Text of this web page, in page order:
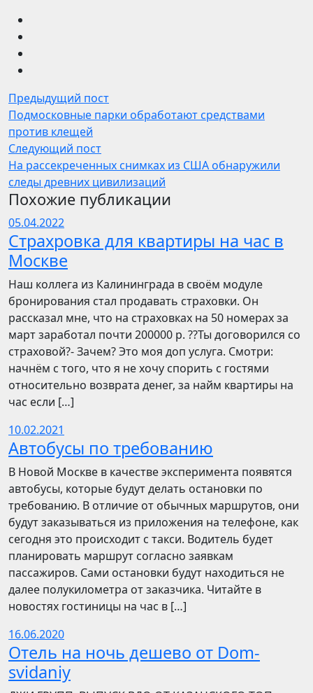
Предыдущий пост
Подмосковные парки обработают средствами
против клещей
Следующий пост
На рассекреченных снимках из США обнаружили
следы древних цивилизаций
Похожие публикации
05.04.2022
Страхровка для квартиры на час в
Москве
Наш коллега из Калининграда в своём модуле
бронирования стал продавать страховки. Он
рассказал мне, что на страховках на 50 номерах за
март заработал почти 200000 р. ??Ты договорился со
страховой?- Зачем? Это моя доп услуга. Смотри:
начнём с того, что я не хочу спорить с гостями
относительно возврата денег, за найм квартиры на
час если […]
10.02.2021
Автобусы по требованию
В Новой Москве в качестве эксперимента появятся
автобусы, которые будут делать остановки по
требованию. В отличие от обычных маршрутов, они
будут заказываться из приложения на телефоне, как
сегодня это происходит с такси. Водитель будет
планировать маршрут согласно заявкам
пассажиров. Сами остановки будут находиться не
далее полукилометра от заказчика. Читайте в
новостях гостиницы на час в […]
16.06.2020
Отель на ночь дешево от Dom-
svidaniy